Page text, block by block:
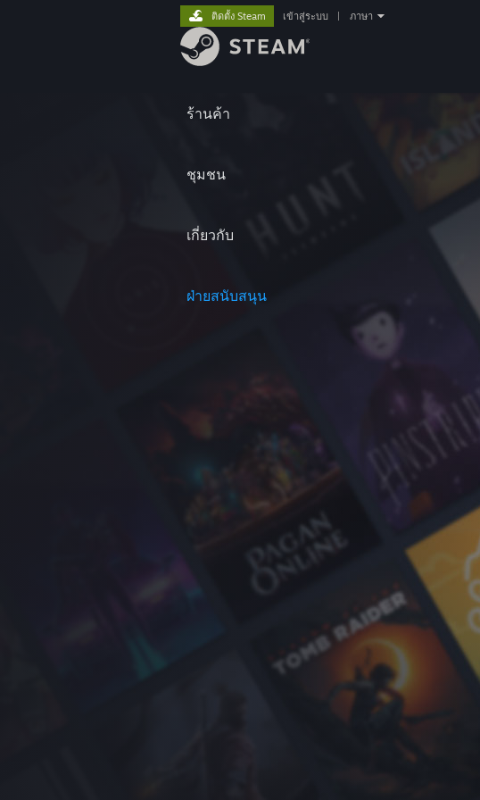
ร้านค้า
ชุมชน
เกี่ยวกับ
ฝ่ายสนับสนุน
ติดตั้ง Steam เข้าสู่ระบบ ภาษา